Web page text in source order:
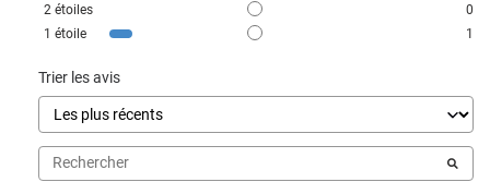
2 étoiles
0
1 étoile 1
Trier les avis